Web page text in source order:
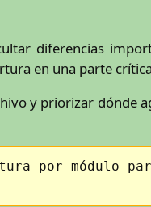
diferencias
en una parte
y priorizar dónde
por módulo